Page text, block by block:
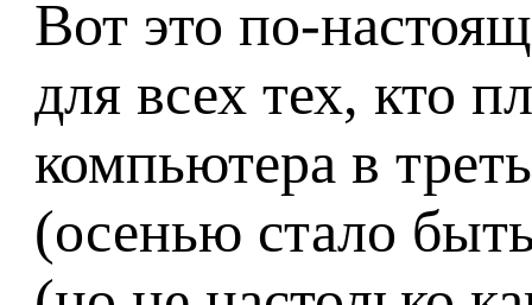
Вот это по-
для всех тех, кто
компьютера в
(осенью стало